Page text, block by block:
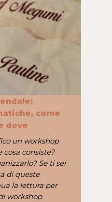
come
dove
un workshop
cosa consiste?
Se ti sei
di queste
la lettura per
workshop